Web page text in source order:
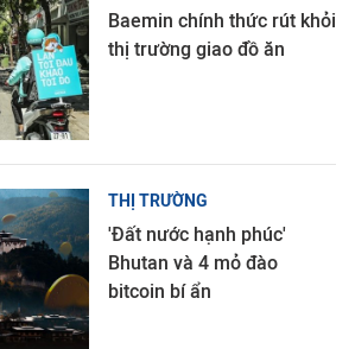
Baemin chính thức rút khỏi
thị trường giao đồ ăn
THỊ TRƯỜNG
'Đất nước hạnh phúc'
Bhutan và 4 mỏ đào
bitcoin bí ẩn